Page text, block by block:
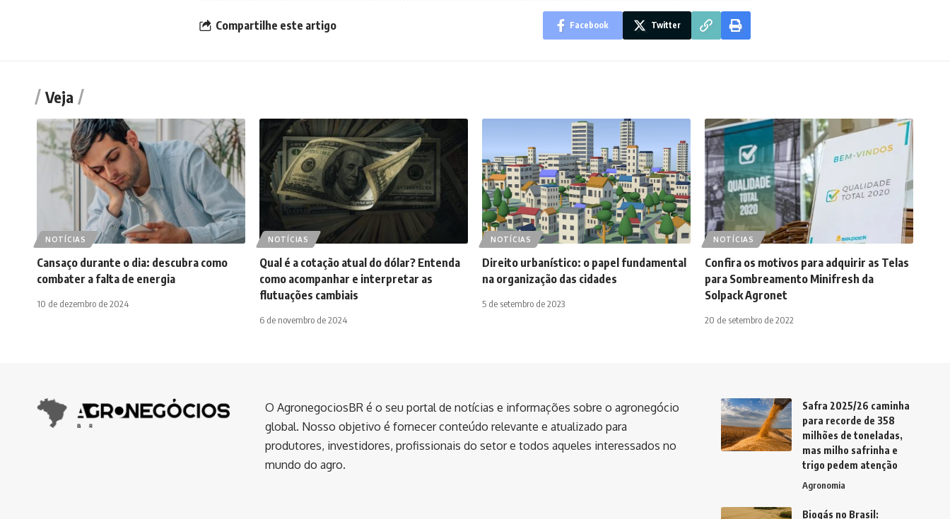
Compartilhe este artigo Facebook Twitter
Veja
NOTÍCIAS
Cansaço durante o dia: descubra como
combater a falta de energia
10 de dezembro de 2024
NOTÍCIAS
Qual é a cotação atual do dólar? Entenda
como acompanhar e interpretar as
flutuações cambiais
6 de novembro de 2024
NOTÍCIAS
Direito urbanístico: o papel fundamental
na organização das cidades
5 de setembro de 2023
NOTÍCIAS
Confira os motivos para adquirir as Telas
para Sombreamento Minifresh da
Solpack Agronet
20 de setembro de 2022
O AgronegociosBR é o seu portal de notícias e informações sobre o agronegócio
global. Nosso objetivo é fornecer conteúdo relevante e atualizado para
produtores, investidores, profissionais do setor e todos aqueles interessados no
mundo do agro.
Safra 2025/26 caminha
para recorde de 358
milhões de toneladas,
mas milho safrinha e
trigo pedem atenção
Agronomia
Biogás no Brasil: